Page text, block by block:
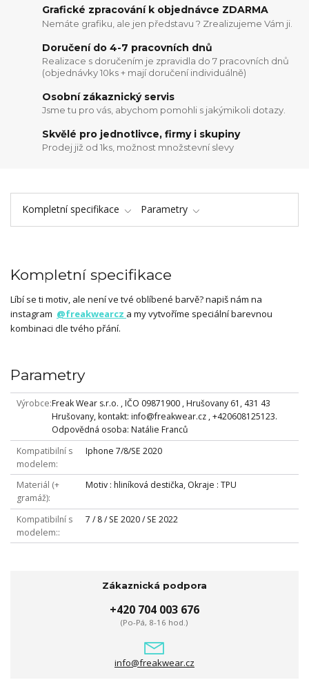
Grafické zpracování k objednávce ZDARMA
Nemáte grafiku, ale jen představu ? Zrealizujeme Vám ji.
Doručení do 4-7 pracovních dnů
Realizace s doručením je zpravidla do 7 pracovních dnů
(objednávky 10ks + mají doručení individuálně)
Osobní zákaznický servis
Jsme tu pro vás, abychom pomohli s jakýmikoli dotazy.
Skvělé pro jednotlivce, firmy i skupiny
Prodej již od 1ks, možnost množstevní slevy
Kompletní specifikace Parametry
Kompletní specifikace
Líbí se ti motiv, ale není ve tvé oblíbené barvě? napiš nám na
instagram @freakwearcz a my vytvoříme speciální barevnou
kombinaci dle tvého přání.
Parametry
Výrobce Freak Wear s.r.o. , IČO 09871900 , Hrušovany 61, 431 43
Hrušovany, kontakt: info@freakwear.cz , +420608125123.
Odpovědná osoba: Natálie Franců
Kompatibilní s
modelem
Iphone 7/8/SE 2020
Materiál (+
gramáž)
Motiv : hliníková destička, Okraje : TPU
Kompatibilní s
modelem:
7 / 8 / SE 2020 / SE 2022
Zákaznická podpora
+420 704 003 676
(Po-Pá, 8-16 hod.)
info@freakwear.cz